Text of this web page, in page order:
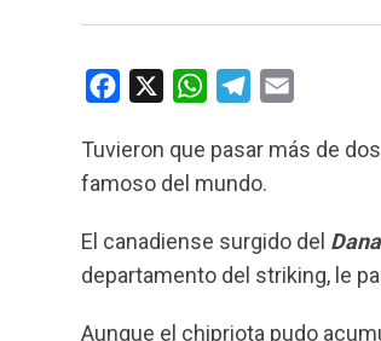
c
e
o
o
W
a
t
A
p
p
l
e
r
a
m
a
Tuvieron que pasar más de
famoso del mundo.
El canadiense surgido del
departamento del striking, le
Aunque el chipriota pudo